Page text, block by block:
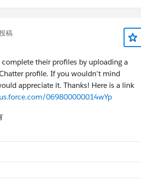
稿
their profiles by uploading a
profile. If you wouldn't mind
appreciate it. Thanks! Here is a link
069800000014wYp